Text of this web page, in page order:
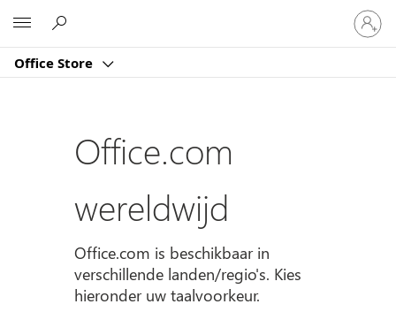
Office Store
Meld
je
aan
je
Office.com
wereldwijd
Office.com is beschikbaar in
verschillende landen/regio's. Kies
hieronder uw taalvoorkeur.